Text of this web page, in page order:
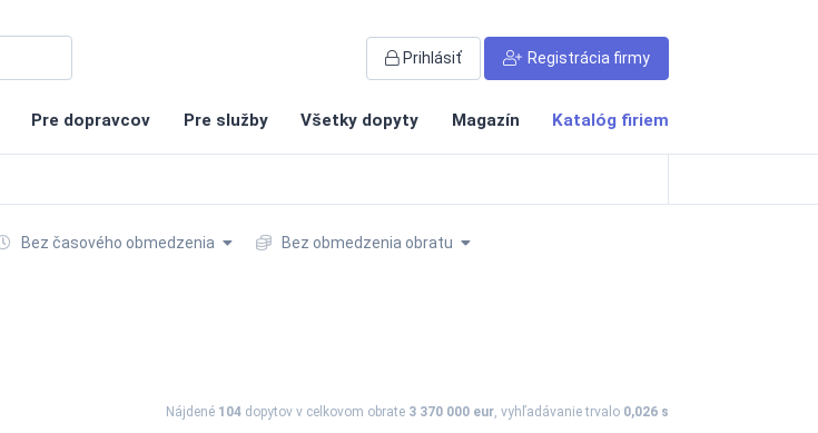
Prihlásiť Registrácia firmy
Pre dopravcov Pre služby Všetky dopyty Magazín Katalóg firiem
Bez časového obmedzenia Bez obmedzenia obratu
Nájdené 104 dopytov v celkovom obrate 3 370 000 eur, vyhľadávanie trvalo 0,026 s